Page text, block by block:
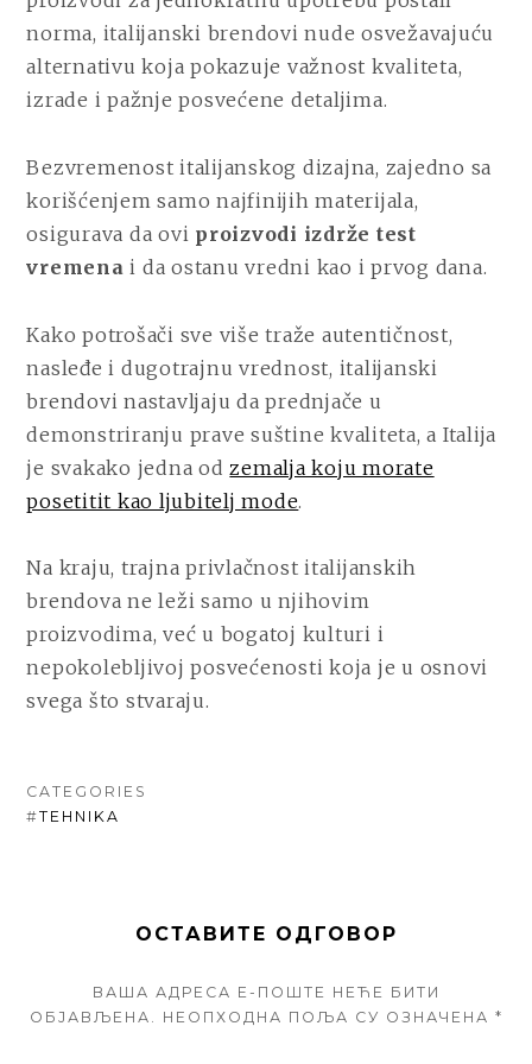
norma, italijanski brendovi nude osvežavajuću
alternativu koja pokazuje važnost kvaliteta,
izrade i pažnje posvećene detaljima.
Bezvremenost italijanskog dizajna, zajedno sa
korišćenjem samo najfinijih materijala,
osigurava da ovi proizvodi izdrže test
vremena i da ostanu vredni kao i prvog dana.
Kako potrošači sve više traže autentičnost,
nasleđe i dugotrajnu vrednost, italijanski
brendovi nastavljaju da prednjače u
demonstriranju prave suštine kvaliteta, a Italija
je svakako jedna od zemalja koju morate
posetitit kao ljubitelj mode.
Na kraju, trajna privlačnost italijanskih
brendova ne leži samo u njihovim
proizvodima, već u bogatoj kulturi i
nepokolebljivoj posvećenosti koja je u osnovi
svega što stvaraju.
CATEGORIES
#TEHNIKA
ОСТАВИТЕ ОДГОВОР
ВАША АДРЕСА Е-ПОШТЕ НЕЋЕ БИТИ
ОБЈАВЉЕНА. НЕОПХОДНА ПОЉА СУ ОЗНАЧЕНА *